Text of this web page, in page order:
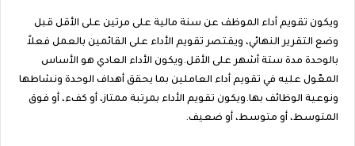
ويكون تقويم أداء الموظف عن سنة مالية على مرتين على الأقل قبل
وضع التقرير النهائي، ويقتصر تقويم الأداء على القائمين بالعمل فعلاً
بالوحدة مدة ستة أشهر على الأقل.ويكون الأداء العادي هو الأساس
المعّول عليه في تقويم أداء العاملين بما يحقق أهداف الوحدة ونشاطها
ونوعية الوظائف بها.ويكون تقويم الأداء بمرتبة ممتاز، أو كفء، أو فوق
المتوسط، أو متوسط، أو ضعيف.